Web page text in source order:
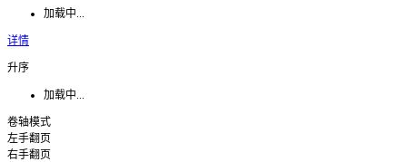
加载中...
详情
升序
加载中...
卷轴模式
左手翻页
右手翻页